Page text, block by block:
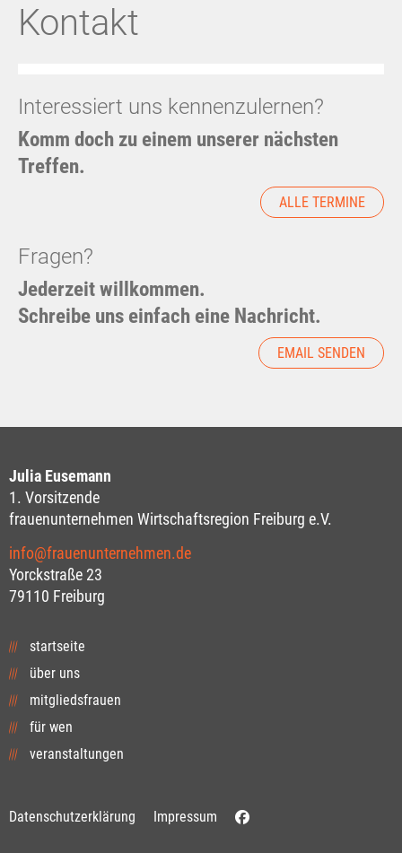
Kontakt
Interessiert uns kennenzulernen?
Komm doch zu einem unserer nächsten
Treffen.
ALLE TERMINE
Fragen?
Jederzeit willkommen.
Schreibe uns einfach eine Nachricht.
EMAIL SENDEN
Julia Eusemann
1. Vorsitzende
frauenunternehmen Wirtschaftsregion Freiburg e.V.
info@frauenunternehmen.de
Yorckstraße 23
79110 Freiburg
startseite
über uns
mitgliedsfrauen
für wen
veranstaltungen
Datenschutzerklärung Impressum